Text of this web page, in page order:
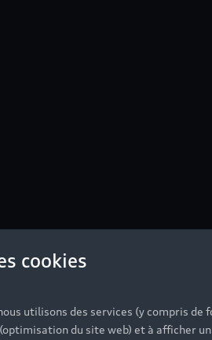
cookies
utilisons des services (y compris
du site web) et à afficher